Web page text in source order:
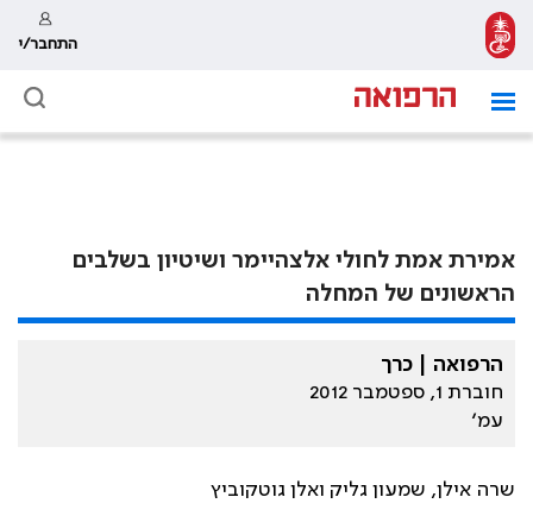
התחבר/י
אמירת אמת לחולי אלצהיימר ושיטיון בשלבים
הראשונים של המחלה
הרפואה | כרך
חוברת 1, ספטמבר 2012
עמ׳
שרה אילן, שמעון גליק ואלן גוטקוביץ